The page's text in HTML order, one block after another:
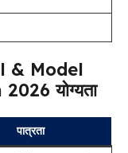
& Model
योग्यता
पात्रता